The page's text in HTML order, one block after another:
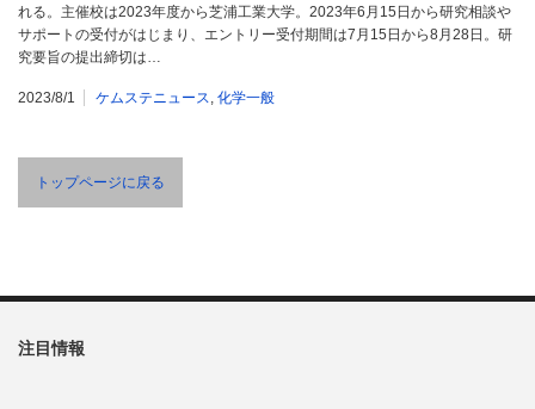
れる。主催校は2023年度から芝浦工業大学。2023年6月15日から研究相談や
サポートの受付がはじまり、エントリー受付期間は7月15日から8月28日。研
究要旨の提出締切は…
2023/8/1 ケムステニュース, 化学一般
トップページに戻る
注目情報